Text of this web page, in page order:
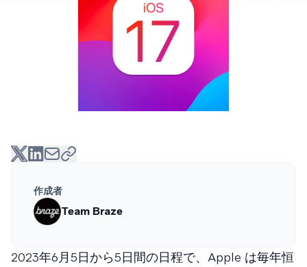
作成者
Team Braze
2023年6月5日から5日間の日程で、Apple は毎年恒